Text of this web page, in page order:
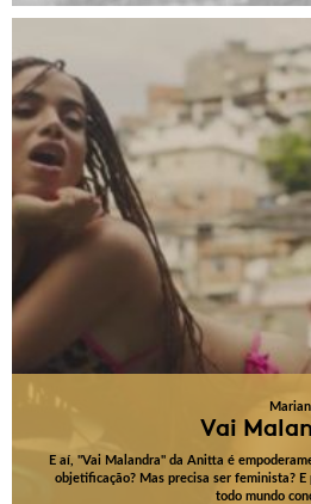
Vai
E aí, "Vai Malandra" da Anitta é
objetificação? Mas precisa ser feminista? E
todo mundo